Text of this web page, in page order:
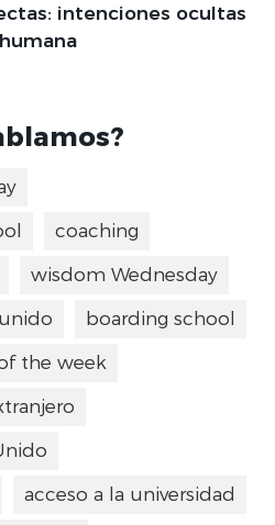
intenciones ocultas
coaching
wisdom Wednesday
boarding school
the week
acceso a la universidad